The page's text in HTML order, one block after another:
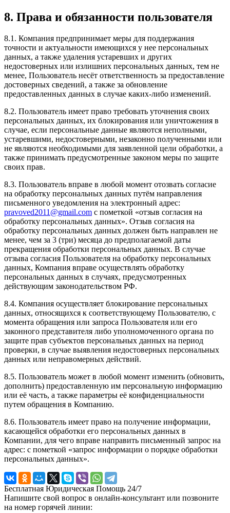
8. Права и обязанности пользователя
8.1. Компания предпринимает меры для поддержания
точности и актуальности имеющихся у нее персональных
данных, а также удаления устаревших и других
недостоверных или излишних персональных данных, тем не
менее, Пользователь несёт ответственность за предоставление
достоверных сведений, а также за обновление
предоставленных данных в случае каких-либо изменений.
8.2. Пользователь имеет право требовать уточнения своих
персональных данных, их блокирования или уничтожения в
случае, если персональные данные являются неполными,
устаревшими, недостоверными, незаконно полученными или
не являются необходимыми для заявленной цели обработки, а
также принимать предусмотренные законом меры по защите
своих прав.
8.3. Пользователь вправе в любой момент отозвать согласие
на обработку персональных данных путём направления
письменного уведомления на электронный адрес:
pravoved2011@gmail.com с пометкой «отзыв согласия на
обработку персональных данных». Отзыв согласия на
обработку персональных данных должен быть направлен не
менее, чем за 3 (три) месяца до предполагаемой даты
прекращения обработки персональных данных. В случае
отзыва согласия Пользователя на обработку персональных
данных, Компания вправе осуществлять обработку
персональных данных в случаях, предусмотренных
действующим законодательством РФ.
8.4. Компания осуществляет блокирование персональных
данных, относящихся к соответствующему Пользователю, с
момента обращения или запроса Пользователя или его
законного представителя либо уполномоченного органа по
защите прав субъектов персональных данных на период
проверки, в случае выявления недостоверных персональных
данных или неправомерных действий.
8.5. Пользователь может в любой момент изменить (обновить,
дополнить) предоставленную им персональную информацию
или её часть, а также параметры её конфиденциальности
путем обращения в Компанию.
8.6. Пользователь имеет право на получение информации,
касающейся обработки его персональных данных в
Компании, для чего вправе направить письменный запрос на
адрес: с пометкой «запрос информации о порядке обработки
персональных данных».
Бесплатная Юридическая Помощь 24/7
Напишите свой вопрос в онлайн-консультант или позвоните
на номер горячей линии: